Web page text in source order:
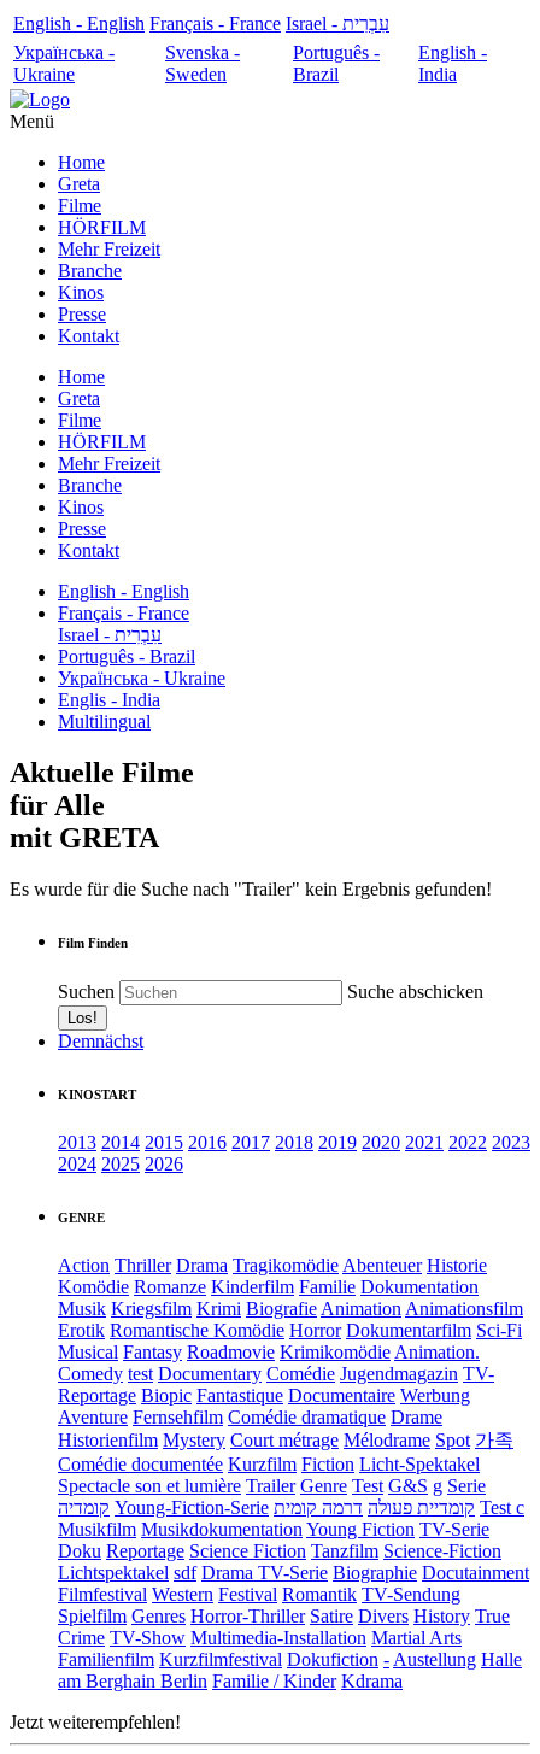
English - English Français - France
עִבְרִית - Israel
Українська -
Ukraine
Svenska -
Sweden
Português -
Brazil
English -
India
Menü
Home
Greta
Filme
HÖRFILM
Mehr Freizeit
Branche
Kinos
Presse
Kontakt
Home
Greta
Filme
HÖRFILM
Mehr Freizeit
Branche
Kinos
Presse
Kontakt
English - English
Français - France
עִבְרִית - Israel
Português - Brazil
Українська - Ukraine
Englis - India
Multilingual
Aktuelle Filme
für Alle
mit GRETA
Es wurde für die Suche nach "Trailer" kein Ergebnis gefunden!
Film Finden
Suchen Suche abschicken
Demnächst
KINOSTART
2013 2014 2015 2016 2017 2018 2019 2020 2021 2022 2023
2024 2025 2026
GENRE
Action Thriller Drama Tragikomödie Abenteuer Historie
Komödie Romanze Kinderfilm Familie Dokumentation
Musik Kriegsfilm Krimi Biografie Animation Animationsfilm
Erotik Romantische Komödie Horror Dokumentarfilm Sci-Fi
Musical Fantasy Roadmovie Krimikomödie Animation.
Comedy test Documentary Comédie Jugendmagazin TV-
Reportage Biopic Fantastique Documentaire Werbung
Aventure Fernsehfilm Comédie dramatique Drame
Historienfilm Mystery Court métrage Mélodrame Spot 가족
Comédie documentée Kurzfilm Fiction Licht-Spektakel
Spectacle son et lumière Trailer Genre Test G&S g Serie
קומדיה Young-Fiction-Serie קומדיית פעולה דרמה קומית
Test c
Musikfilm Musikdokumentation Young Fiction TV-Serie
Doku Reportage Science Fiction Tanzfilm Science-Fiction
Lichtspektakel sdf Drama TV-Serie Biographie Docutainment
Filmfestival Western Festival Romantik TV-Sendung
Spielfilm Genres Horror-Thriller Satire Divers History True
Crime TV-Show Multimedia-Installation Martial Arts
Familienfilm Kurzfilmfestival Dokufiction - Austellung Halle
am Berghain Berlin Familie / Kinder Kdrama
Jetzt weiterempfehlen!